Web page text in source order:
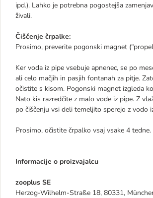
ipd.). Lahko je potrebna pogostejša
živali.
Čiščenje črpalke:
Prosimo, preverite pogonski magnet
Ker voda iz pipe vsebuje apnenec, se po
ali celo mačjih in pasjih fontanah za pitje.
očistite s kisom. Pogonski magnet izgleda
Nato kis razredčite z malo vode iz pipe. Z
po čiščenju vsi deli temeljito sperejo z vodo
Prosimo, očistite črpalko vsaj vsake 4
Informacije o proizvajalcu
zooplus SE
Herzog-Wilhelm-Straße 18, 80331,